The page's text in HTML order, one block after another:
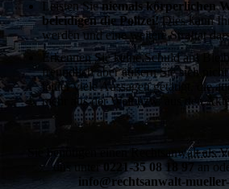
Leisten Sieniemals körperlichen
beleidigen die Polizei!Dies kann
werden und eine weitere Straftat
Erkennen Sie keine Schuld an!
freundlich aber äußern Sie sich
leider viele Aussagen getätigt, die
mehr aus der Welt bzw. aus den
Sie benötigen einen Rechtsanwalt als
uns unter0221-35 08 18 97an
info@rechtsanwalt-